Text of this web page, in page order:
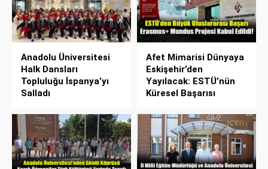
Anadolu Üniversitesi
Halk Dansları
Topluluğu İspanya’yı
Salladı
Afet Mimarisi Dünyaya
Eskişehir’den
Yayılacak: ESTÜ’nün
Küresel Başarısı